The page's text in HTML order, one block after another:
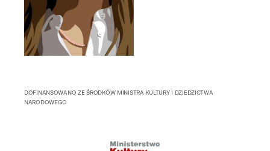
DOFINANSOWANO ZE ŚRODKÓW MINISTRA KULTURY I DZIEDZICTWA
NARODOWEGO